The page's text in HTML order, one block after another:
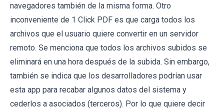
navegadores también de la misma forma. Otro
inconveniente de 1 Click PDF es que carga todos los
archivos que el usuario quiere convertir en un servidor
remoto. Se menciona que todos los archivos subidos se
eliminará en una hora después de la subida. Sin embargo,
también se indica que los desarrolladores podrían usar
esta app para recabar algunos datos del sistema y
cederlos a asociados (terceros). Por lo que quiere decir